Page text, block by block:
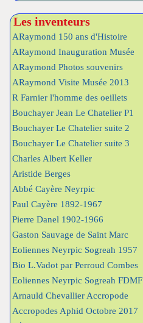
Les inventeurs
ARaymond 150 ans d'Histoire
ARaymond Inauguration Musée
ARaymond Photos souvenirs
ARaymond Visite Musée 2013
R Farnier l'homme des oeillets
Bouchayer Jean Le Chatelier P1
Bouchayer Le Chatelier suite 2
Bouchayer Le Chatelier suite 3
Charles Albert Keller
Aristide Berges
Abbé Cayère Neyrpic
Paul Cayère 1892-1967
Pierre Danel 1902-1966
Gaston Sauvage de Saint Marc
Eoliennes Neyrpic Sogreah 1957
Bio L.Vadot par Perroud Combes
Eoliennes Neyrpic Sogreah FDMF
Arnauld Chevallier Accropode
Accropodes Aphid Octobre 2017